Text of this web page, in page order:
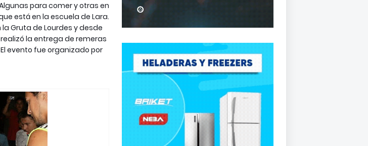
para comer y otras en
está en la escuela de Lara.
Gruta de Lourdes y desde
la entrega de remeras
evento fue organizado por